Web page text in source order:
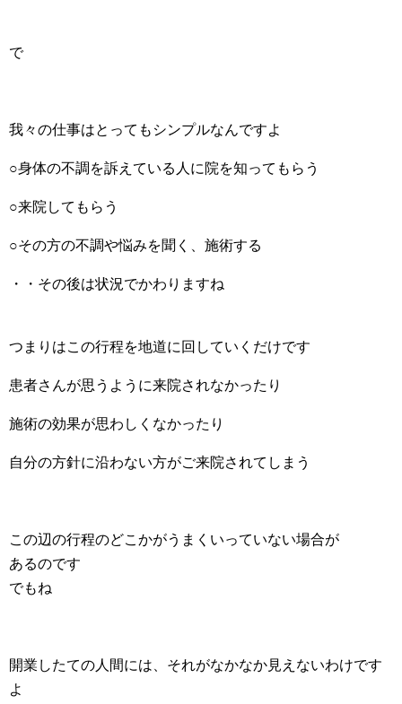
で
我々の仕事はとってもシンプルなんですよ
○身体の不調を訴えている人に院を知ってもらう
○来院してもらう
○その方の不調や悩みを聞く、施術する
・・その後は状況でかわりますね
つまりはこの行程を地道に回していくだけです
患者さんが思うように来院されなかったり
施術の効果が思わしくなかったり
自分の方針に沿わない方がご来院されてしまう
この辺の行程のどこかがうまくいっていない場合が
あるのです
でもね
開業したての人間には、それがなかなか見えないわけです
よ